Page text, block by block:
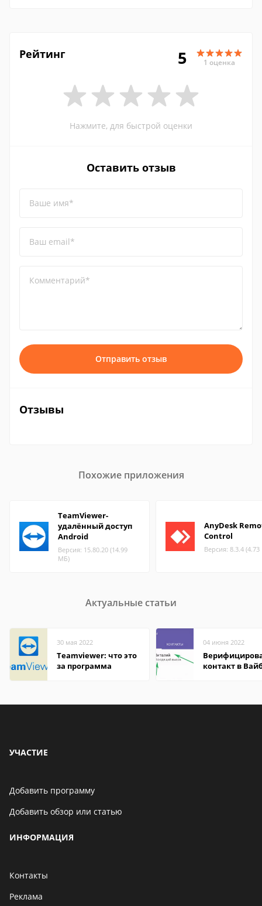
Рейтинг 5 1 оценка
Нажмите, для быстрой оценки
Оставить отзыв
Ваше имя*
Ваш email*
Комментарий*
Отправить отзыв
Отзывы
Похожие приложения
TeamViewer-
удалённый доступ
Android
Версия: 15.80.20 (14.99
МБ)
AnyDesk
Control
Версия: 8.3.4
Актуальные статьи
30 мая 2022
Teamviewer: что это
за программа
04 июня 2022
контакт в
УЧАСТИЕ
Добавить программу
Добавить обзор или статью
ИНФОРМАЦИЯ
Контакты
Реклама